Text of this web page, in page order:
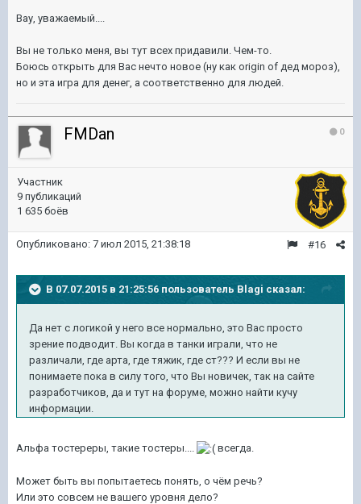
Вау, уважаемый....
Вы не только меня, вы тут всех придавили. Чем-то.
Боюсь открыть для Вас нечто новое (ну как origin of дед мороз),
но и эта игра для денег, а соответственно для людей.
0
FMDan
Участник
9 публикаций
1 635 боёв
#16
Опубликовано: 7 июл 2015, 21:38:18
В 07.07.2015 в 21:25:56 пользователь Blagi сказал:
Да нет с логикой у него все нормально, это Вас просто
зрение подводит. Вы когда в танки играли, что не
различали, где арта, где тяжик, где ст??? И если вы не
понимаете пока в силу того, что Вы новичек, так на сайте
разработчиков, да и тут на форуме, можно найти кучу
информации.
Альфа тостереры, такие тостеры.... всегда.
Может быть вы попытаетесь понять, о чём речь?
Или это совсем не вашего уровня дело?